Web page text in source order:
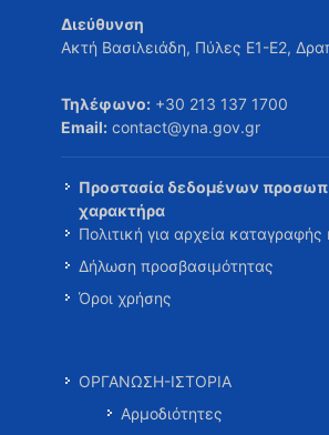
Διεύθυνση
Ακτή Βασιλειάδη, Πύλες Ε1-Ε2,
Τηλέφωνο: +30 213 137 1700
Email: contact@yna.gov.gr
Προστασία δεδομένων
χαρακτήρα
Πολιτική για αρχεία
Δήλωση προσβασιμότητας
Όροι χρήσης
ΟΡΓΑΝΩΣΗ-ΙΣΤΟΡΙΑ
Αρμοδιότητες